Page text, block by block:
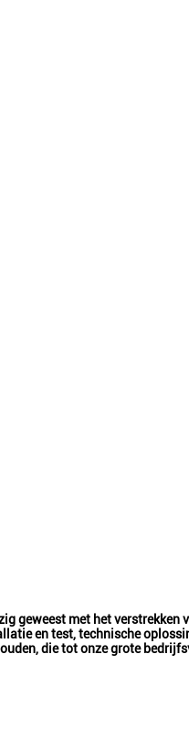
geweest met het verstrekken
en test, technische
die tot onze grote